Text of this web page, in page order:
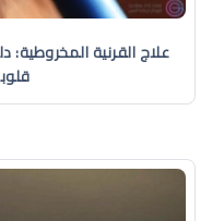
علاج القرنية المخروطية: